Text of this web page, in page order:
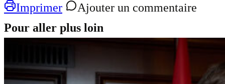
Imprimer
Ajouter un commentaire
Pour aller plus loin